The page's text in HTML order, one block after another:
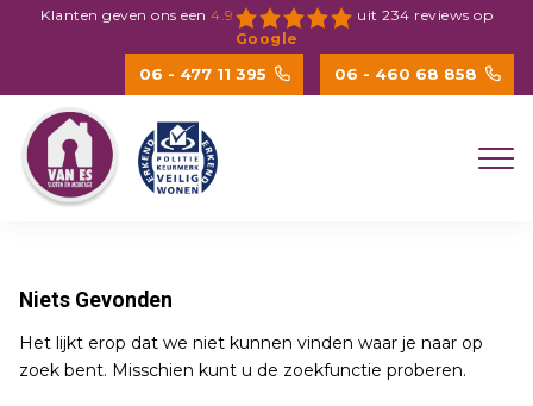
SpringKlanten geven ons een 4.9 uit 234 reviews op
Google
06 - 477 11 395 06 - 460 68 858
Niets Gevonden
Het lijkt erop dat we niet kunnen vinden waar je naar op
zoek bent. Misschien kunt u de zoekfunctie proberen.